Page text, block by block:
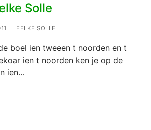
Solle
EELKE SOLLE
boel ien tweeen t noorden en t
ien t noorden ken je op de
ien…